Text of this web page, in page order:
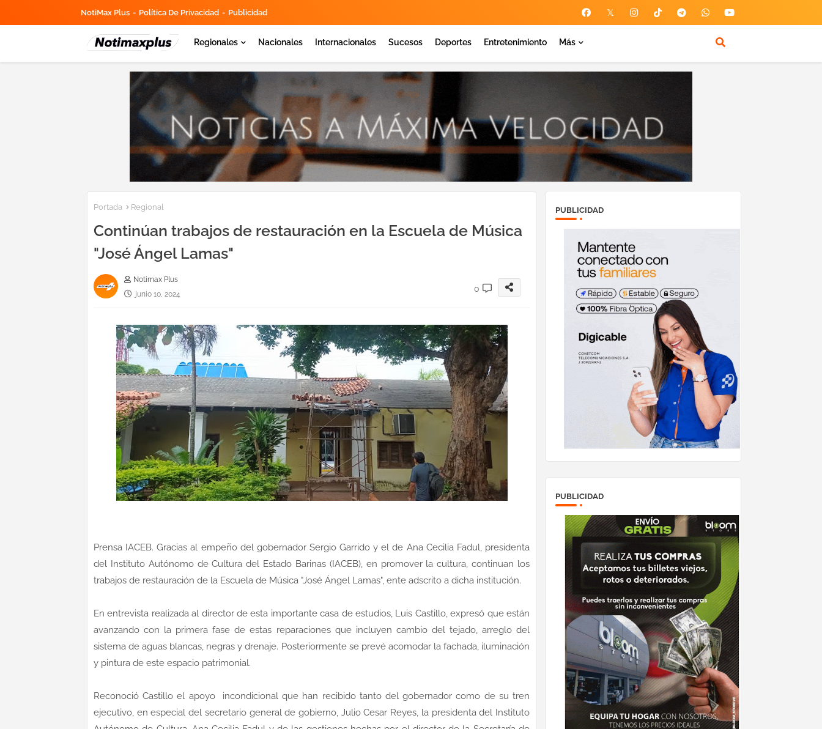
NotiMax Plus Política De Privacidad Publicidad
Regionales Nacionales Internacionales Sucesos Deportes Entretenimiento Más
Portada Regional
Continúan trabajos de restauración en la Escuela de Música
"José Ángel Lamas"
Notimax Plus
junio 10, 2024
0
Prensa IACEB. Gracias al empeño del gobernador Sergio Garrido y el de Ana Cecilia Fadul, presidenta
del Instituto Autónomo de Cultura del Estado Barinas (IACEB), en promover la cultura, continuan los
trabajos de restauración de la Escuela de Música "José Ángel Lamas", ente adscrito a dicha institución.
En entrevista realizada al director de esta importante casa de estudios, Luis Castillo, expresó que están
avanzando con la primera fase de estas reparaciones que incluyen cambio del tejado, arreglo del
sistema de aguas blancas, negras y drenaje. Posteriormente se prevé acomodar la fachada, iluminación
y pintura de este espacio patrimonial.
Reconoció Castillo el apoyo incondicional que han recibido tanto del gobernador como de su tren
ejecutivo, en especial del secretario general de gobierno, Julio Cesar Reyes, la presidenta del Instituto
PUBLICIDAD
PUBLICIDAD